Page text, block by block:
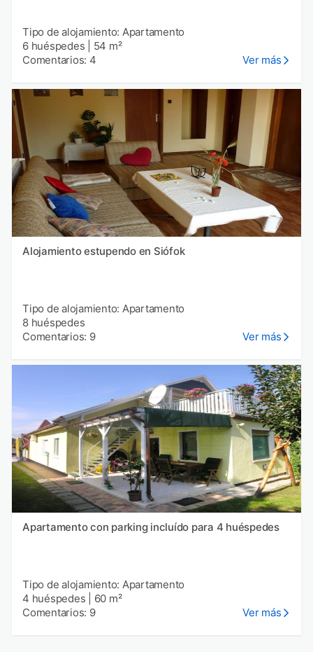
Tipo de alojamiento: Apartamento
6 huéspedes
54 m²
Comentarios: 4
Ver más
Alojamiento estupendo en Siófok
Tipo de alojamiento: Apartamento
8 huéspedes
Comentarios: 9
Ver más
Apartamento con parking incluído para 4 huéspedes
Tipo de alojamiento: Apartamento
4 huéspedes
60 m²
Comentarios: 9
Ver más